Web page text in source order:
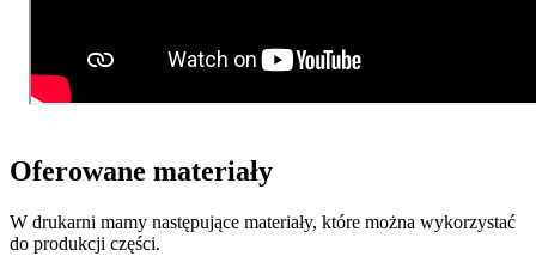
Oferowane materiały
W drukarni mamy następujące materiały, które można wykorzystać
do produkcji części.